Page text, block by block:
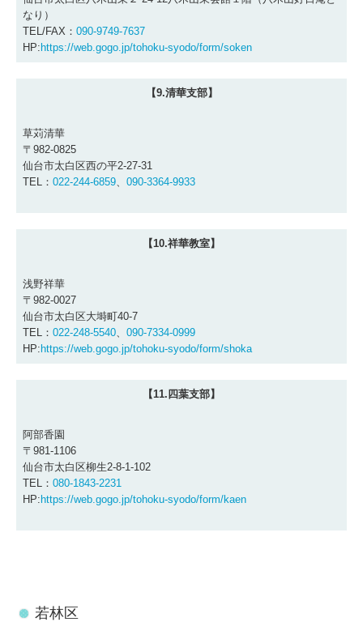
なり）
TEL/FAX： 090-9749-7637
HP:https://web.gogo.jp/tohoku-syodo/form/soken
【9.清華支部】
草苅清華
〒982-0825
仙台市太白区西の平2-27-31
TEL： 022-244-6859 090-3364-9933
【10.祥華教室】
浅野祥華
〒982-0027
仙台市太白区大塒町40-7
TEL： 022-248-5540
090-7334-0999
HP:https://web.gogo.jp/tohoku-syodo/form/shoka
【11.四葉支部】
阿部香園
〒981-1106
仙台市太白区柳生2-8-1-102
TEL： 080-1843-2231
HP:https://web.gogo.jp/tohoku-syodo/form/kaen
若林区